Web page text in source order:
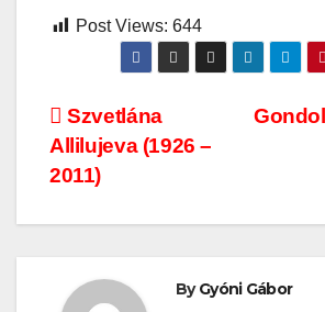
Post Views: 644
Bejegyzés
navigáció
Szvetlána
Allilujeva (1926 –
2011)
ByGyóni Gábor